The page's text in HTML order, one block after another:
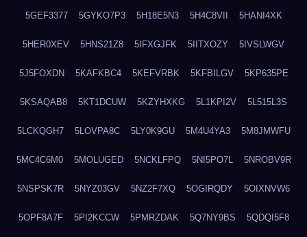
5GEF3377 5GYKO7P3 5H18E5N3 5H4C8VII 5HANI4XK
5HER0XEV 5HNS21Z8 5IFXGJFK 5IITXOZY 5IVSLWGV
5J5FOXDN 5KAFKBC4 5KEFVRBK 5KFBILGV 5KP635PE
5KSAQAB8 5KT1DCUW 5KZYHXKG 5L1KPI2V 5L515L3S
5LCKQGH7 5LOVPA8C 5LY0K9GU 5M4U4YA3 5M8JMWFU
5MC4C6M0 5MOLUGED 5NCKLFPQ 5NI5PO7L 5NROBV9R
5NSPSK7R 5NYZ03GV 5NZ2F7XQ 5OGIRQDY 5OIXNVW6
5OPF8A7F 5PI2KCCW 5PMRZDAK 5Q7NY9BS 5QDQI5F8